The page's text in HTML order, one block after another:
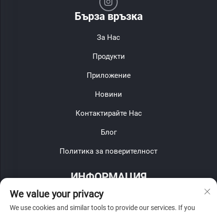
Бърза връзка
За Нас
Продукти
Приложение
Новини
Контактирайте Нас
Блог
Политика за поверителност
ИНФОРМАЦИЯ
Запишете се, за да получавате нашия седмичен бюлетин
We value your privacy
We use cookies and similar tools to provide our services. If you